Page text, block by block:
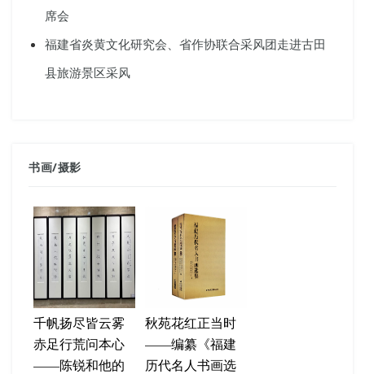
席会
福建省炎黄文化研究会、省作协联合采风团走进古田
县旅游景区采风
书画/摄影
千帆扬尽皆云雾
赤足行荒问本心
——陈锐和他的
秋苑花红正当时
——编纂《福建
历代名人书画选